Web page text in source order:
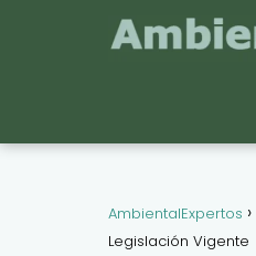
AmbientalExpertos
Legislación Vigente